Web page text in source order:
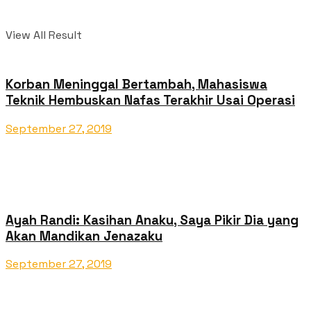
View All Result
Korban Meninggal Bertambah, Mahasiswa
Teknik Hembuskan Nafas Terakhir Usai Operasi
September 27, 2019
Ayah Randi: Kasihan Anaku, Saya Pikir Dia yang
Akan Mandikan Jenazaku
September 27, 2019